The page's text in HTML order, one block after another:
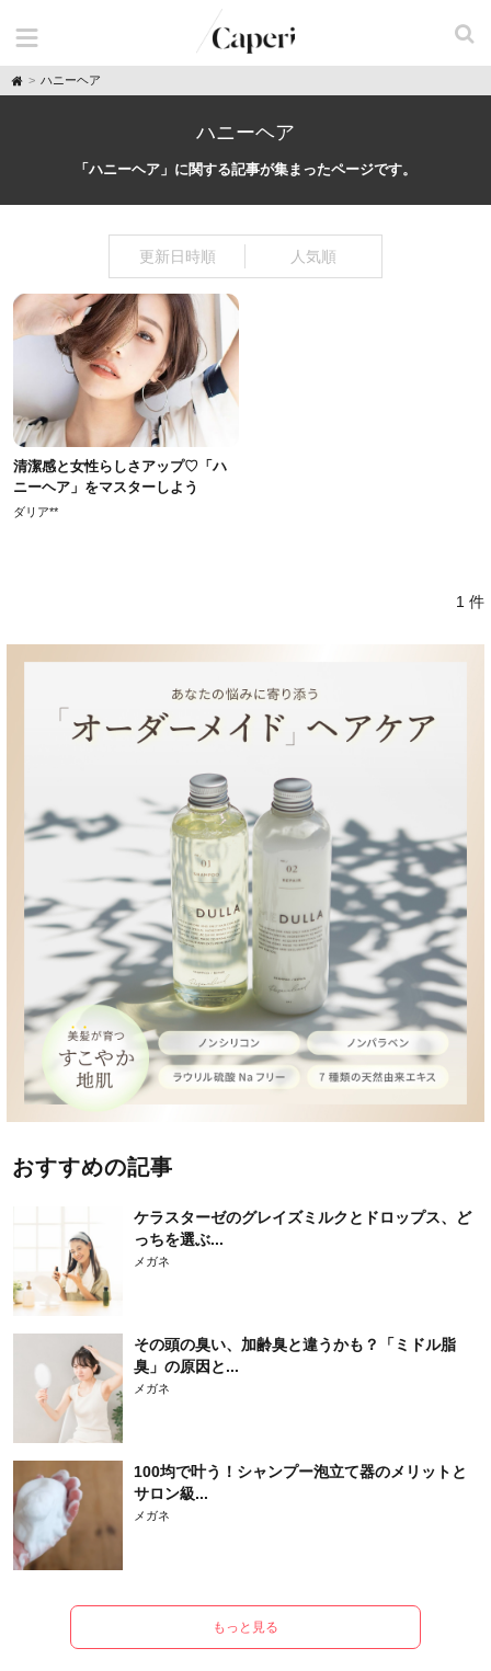
H
o
ハニーヘア
ハニーヘア
「ハニーヘア」に関する記事が集まったページです。
更新日時順 人気順
清潔感と女性らしさアップ♡「ハ
ニーヘア」をマスターしよう
ダリア**
1 件
おすすめの記事
ケラスターゼのグレイズミルクとドロップス、ど
っちを選ぶ...
メガネ
その頭の臭い、加齢臭と違うかも？「ミドル脂
臭」の原因と...
メガネ
100均で叶う！シャンプー泡立て器のメリットと
サロン級...
メガネ
もっと見る